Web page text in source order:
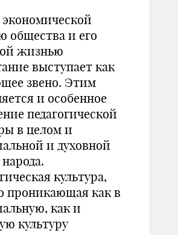
общества и его
жизнью
выступает как
звено. Этим
и особенное
педагогической
в целом и
и духовной
культура,
проникающая как в
как и
культуру